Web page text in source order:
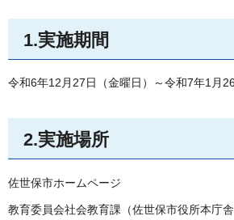
1.実施期間
令和6年12月27日（金曜日）～令和7年1月26
2.実施場所
佐世保市ホームページ
教育委員会社会教育課（佐世保市役所本庁舎